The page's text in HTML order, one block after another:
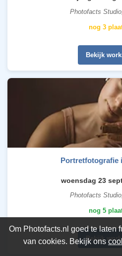
Photofacts
nog 3
Bekijk
Portretfotografie
woensdag 23
Photofacts
nog 5
Bekijk
Om Photofacts.nl goed te laten
van cookies. Bekijk ons